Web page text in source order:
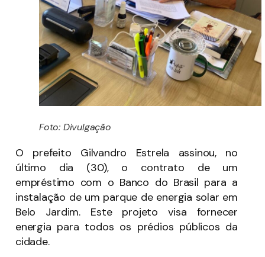
Foto: Divulgação
O prefeito Gilvandro Estrela assinou, no
último dia (30), o contrato de um
empréstimo com o Banco do Brasil para a
instalação de um parque de energia solar em
Belo Jardim. Este projeto visa fornecer
energia para todos os prédios públicos da
cidade.